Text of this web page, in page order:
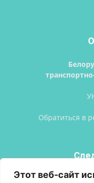
Этот веб-сайт
Обратиться в